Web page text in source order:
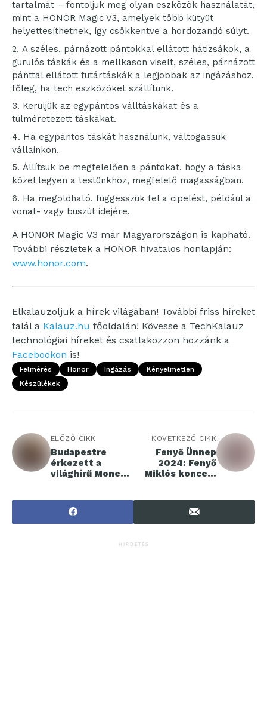
tartalmát – fontoljuk meg olyan eszközök használatát,
mint a HONOR Magic V3, amelyek több kütyüt
helyettesíthetnek, így csökkentve a hordozandó súlyt.
A széles, párnázott pántokkal ellátott hátizsákok, a
gurulós táskák és a mellkason viselt, széles, párnázott
pánttal ellátott futártáskák a legjobbak az ingázáshoz,
főleg, ha tech eszközöket szállítunk.
Kerüljük az egypántos válltáskákat és a
túlméretezett táskákat.
Ha egypántos táskát használunk, váltogassuk
vállainkon.
Állítsuk be megfelelően a pántokat, hogy a táska
közel legyen a testünkhöz, megfelelő magasságban.
Ha megoldható, függesszük fel a cipelést, például a
vonat- vagy buszút idejére.
A HONOR Magic V3 már Magyarországon is kapható.
További részletek a HONOR hivatalos honlapján:
www.honor.com.
Elkalauzoljuk a hírek világában! További friss híreket
talál a Kalauz.hu főoldalán! Kövesse a TechKalauz
technológiai híreket és csatlakozzon hozzánk a
Facebookon is!
Felmérés Honor Ingázás
Kényelmetlen
Készülékek
ELŐZŐ CIKK
Budapestre
érkezett a
világhírű Monet -
kiállítás
KÖVETKEZŐ CIKK
Fenyő Ünnep
2024: Fenyő
Miklós koncert
HIRDETÉS